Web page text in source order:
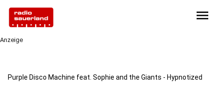
menu
Anzeige
Purple Disco Machine feat. Sophie and the Giants - Hypnotized